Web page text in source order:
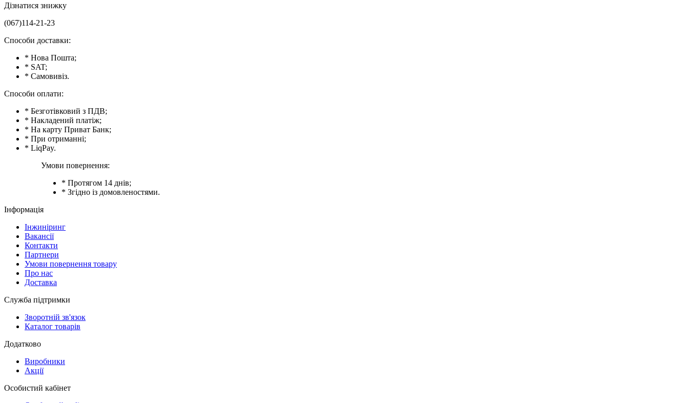
Дізнатися знижку
(067)114-21-23
Способи доставки:
* Нова Пошта;
* SAT;
* Самовивіз.
Способи оплати:
* Безготівковий з ПДВ;
* Накладений платіж;
* На карту Приват Банк;
* При отриманні;
* LiqPay.
Умови повернення:
* Протягом 14 днів;
* Згідно із домовленостями.
Інформація
Інжиніринг
Вакансії
Контакти
Партнери
Умови повернення товару
Про нас
Доставка
Служба підтримки
Зворотній зв'язок
Каталог товарів
Додатково
Виробники
Акції
Особистий кабінет